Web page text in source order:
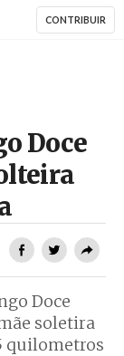
CONTRIBUIR
Doce
Doce
soletira
quilometros